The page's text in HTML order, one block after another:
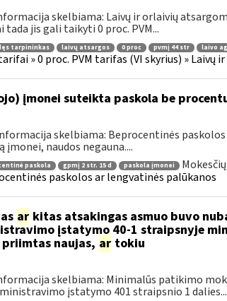
skelbiama: Laivų ir orlaivių
jis gali taikyti 0 proc. PVM...
tarpininkas laivų atsargos 0 proc pvmį 44 str laivo
» 0 proc. PVM tarifas (VI skyrius) » Laivų
įmonei suteikta paskola be
skelbiama: Beprocentinės
naudos negauna....
paskola gpmį 2 str. 15 d paskola įmonei
paskolos ar lengvatinės palūkanos
arkitas atsakingas asmuo buvo
įstatymo 40-1 straipsnyje
naujas, artokiu
skelbiama: Minimalūs patikimo
įstatymo 401 straipsnio 1 dalies...